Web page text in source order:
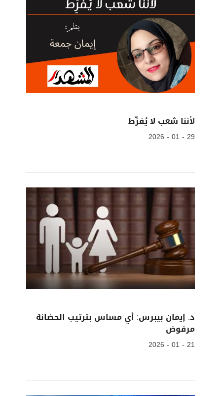
لأننا شعب لا يُفرِّط
29 - 01 - 2026
د. إيمان بيبرس: أي مساس بترتيب الحضانة
مرفوض
21 - 01 - 2026